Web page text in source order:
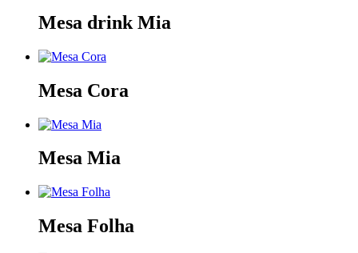
Mesa drink Mia
Mesa Cora
Mesa Mia
Mesa Folha